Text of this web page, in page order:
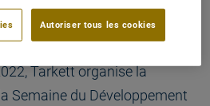
Tarkett organise la
Semaine du Développement
Autoriser tous les cookies